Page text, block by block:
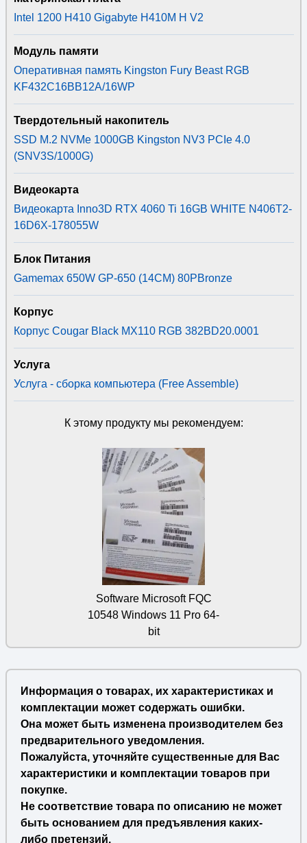
Intel 1200 H410 Gigabyte H410M H V2
Модуль памяти
Оперативная память Kingston Fury Beast RGB
KF432C16BB12A/16WP
Твердотельный накопитель
SSD M.2 NVMe 1000GB Kingston NV3 PCIe 4.0
(SNV3S/1000G)
Видеокарта
Видеокарта Inno3D RTX 4060 Ti 16GB WHITE N406T2-
16D6X-178055W
Блок Питания
Gamemax 650W GP-650 (14CM) 80PBronze
Корпус
Корпус Cougar Black MX110 RGB 382BD20.0001
Услуга
Услуга - сборка компьютера (Free Assemble)
К этому продукту мы рекомендуем:
Software Microsoft FQC
10548 Windows 11 Pro 64-
bit
Информация о товарах, их характеристиках и
комплектации может содержать ошибки.
Она может быть изменена производителем без
предварительного уведомления.
Пожалуйста, уточняйте существенные для Вас
характеристики и комплектации товаров при
покупке.
Не соответствие товара по описанию не может
быть основанием для предъявления каких-
либо претензий.